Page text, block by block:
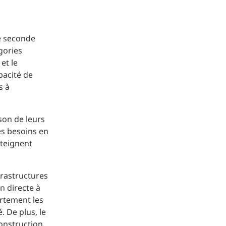
seconde
le
de
à
de leurs
besoins en
directe à
les
De plus, le